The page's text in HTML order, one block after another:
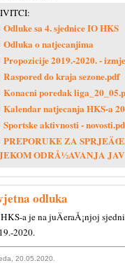
Odluke sa 4. sjednice IO HKS
Odluka o natjecanjima
Propozicije 2019.-2020. -
Raspored do kraja sezone.pdf
Konacni poredak
Kalendar natjecanja HKS-a
Sportske aktivnosti -
PREPORUKE ZA
ODRÅ½AVANJA
odluka
a je na juÄeraÅ¡njoj
2020.
20.05.2020.